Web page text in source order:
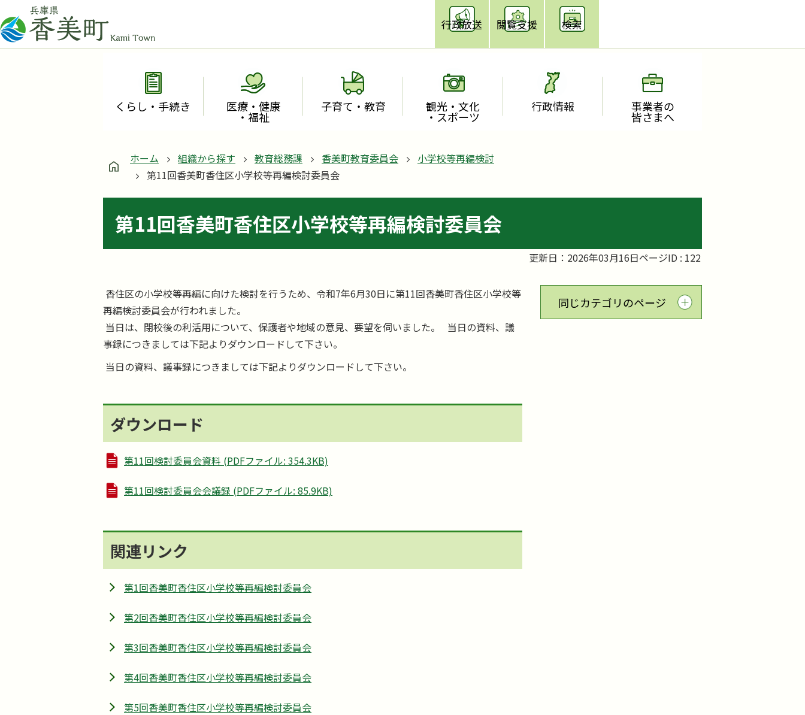
行政放送 閲覧支援 検索
くらし・手続き 医療・健康
・福祉
子育て・教育 観光・文化
・スポーツ
行政情報 事業者の
皆さまへ
ホーム 組織から探す 教育総務課 香美町教育委員会
小学校等再編検討
第11回香美町香住区小学校等再編検討委員会
第11回香美町香住区小学校等再編検討委員会
更新日：2026年03月16日ページID : 122
香住区の小学校等再編に向けた検討を行うため、令和7年6月30日に第11回香美町香住区小学校等
再編検討委員会が行われました。
当日は、閉校後の利活用について、保護者や地域の意見、要望を伺いました。 当日の資料、議
事録につきましては下記よりダウンロードして下さい。
当日の資料、議事録につきましては下記よりダウンロードして下さい。
ダウンロード
第11回検討委員会資料 (PDFファイル: 354.3KB)
第11回検討委員会会議録 (PDFファイル: 85.9KB)
関連リンク
第1回香美町香住区小学校等再編検討委員会
第2回香美町香住区小学校等再編検討委員会
第3回香美町香住区小学校等再編検討委員会
第4回香美町香住区小学校等再編検討委員会
第5回香美町香住区小学校等再編検討委員会
同じカテゴリのページ